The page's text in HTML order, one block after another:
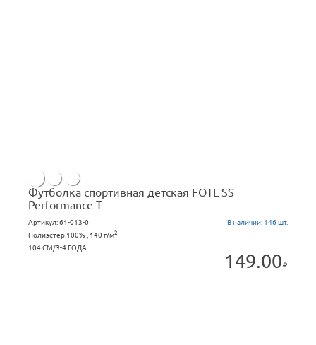
Футболка спортивная детская FOTL SS
Performance T
Артикул:61-013-0 В наличии: 146 шт.
Полиэстер 100% , 140 г/м2
104 СМ/3-4 ГОДА
149.00